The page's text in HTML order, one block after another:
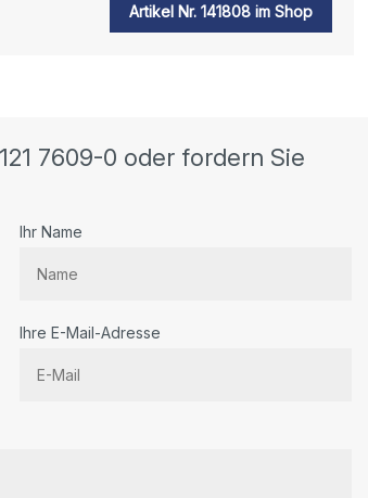
Artikel Nr. 141808 im Shop
7609-0 oder fordern Sie
Ihr Name
Ihre E-Mail-Adresse